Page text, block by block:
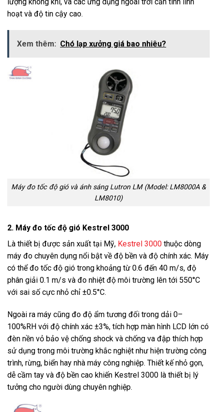
hoạt và độ tin cậy cao.
Xem thêm: Chó lạp xưởng giá bao nhiêu?
Máy đo tốc độ gió và ánh sáng Lutron LM (Model: LM8000A &
LM8010)
2. Máy đo tốc độ gió Kestrel 3000
Là thiết bị được sản xuất tại Mỹ, Kestrel 3000 thuộc dòng
máy đo chuyên dụng nổi bật về độ bền và độ chính xác. Máy
có thể đo tốc độ gió trong khoảng từ 0.6 đến 40 m/s, độ
phân giải 0.1 m/s và đo nhiệt độ môi trường lên tới 550°C
với sai số cực nhỏ chỉ ±0.5°C.
Ngoài ra máy cũng đo độ ẩm tương đối trong dải 0–
100%RH với độ chính xác ±3%, tích hợp màn hình LCD lớn có
đèn nền vỏ bảo vệ chống shock và chống va đập thích hợp
sử dụng trong môi trường khắc nghiệt như hiện trường công
trình, rừng, biển hay nhà máy công nghiệp. Thiết kế nhỏ gọn,
dễ cầm tay và độ bền cao khiến Kestrel 3000 là thiết bị lý
tưởng cho người dùng chuyên nghiệp.